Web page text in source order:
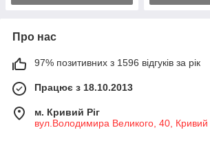
Про нас
97% позитивних з 1596 відгуків за рік
Працює з 18.10.2013
м. Кривий Ріг
вул.Володимира Великого, 40, Кривий